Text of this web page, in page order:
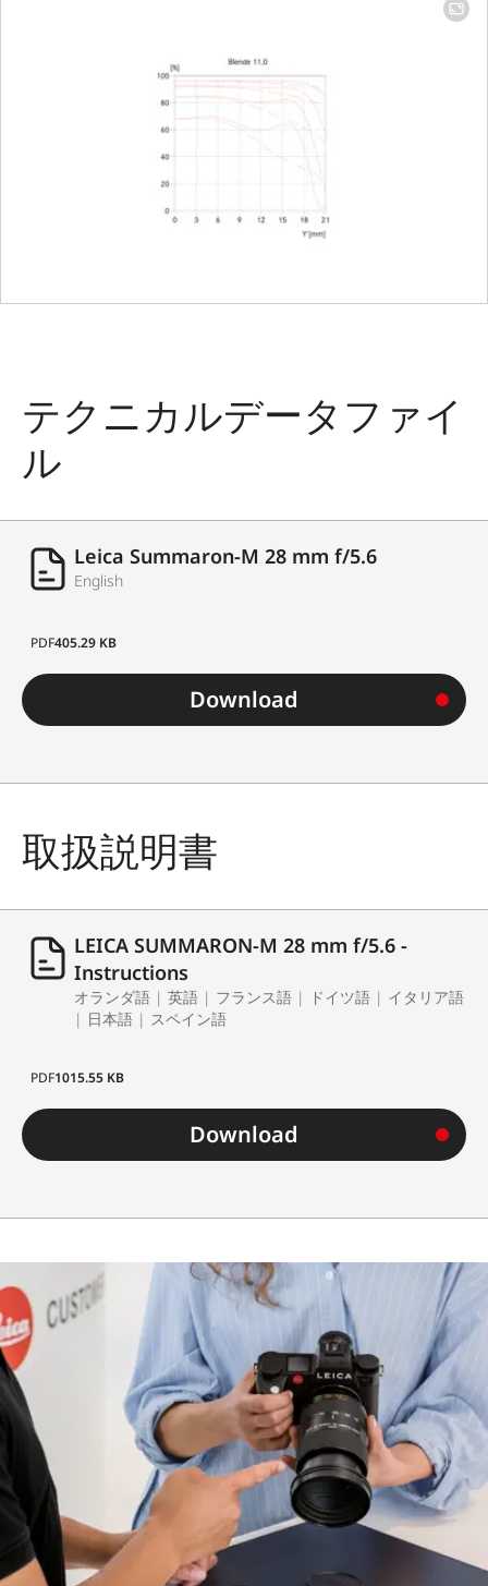
テクニカルデータファイ
ル
Leica Summaron-M 28 mm f/5.6
English
PDF405.29 KB
Download
取扱説明書
LEICA SUMMARON-M 28 mm f/5.6 -
Instructions
オランダ語 | 英語 | フランス語 | ドイツ語 | イタリア語
| 日本語 | スペイン語
PDF1015.55 KB
Download